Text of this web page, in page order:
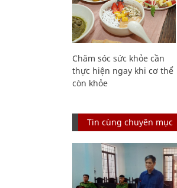
Chăm sóc sức khỏe cần
thực hiện ngay khi cơ thể
còn khỏe
Tin cùng chuyên mục